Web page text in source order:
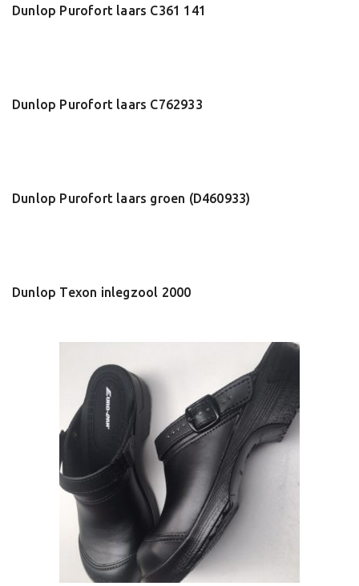
Dunlop Purofort laars C361 141
Dunlop Purofort laars C762933
Dunlop Purofort laars groen (D460933)
Dunlop Texon inlegzool 2000